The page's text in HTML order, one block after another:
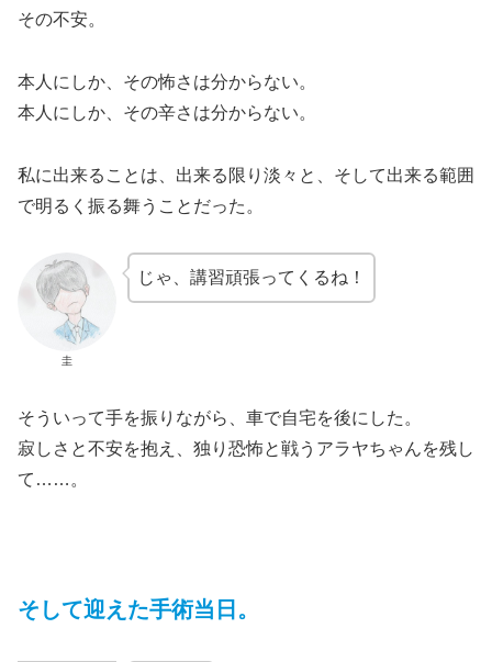
その不安。
本人にしか、その怖さは分からない。
本人にしか、その辛さは分からない。
私に出来ることは、出来る限り淡々と、そして出来る範囲
で明るく振る舞うことだった。
圭
じゃ、講習頑張ってくるね！
そういって手を振りながら、車で自宅を後にした。
寂しさと不安を抱え、独り恐怖と戦うアラヤちゃんを残し
て……。
そして迎えた手術当日。